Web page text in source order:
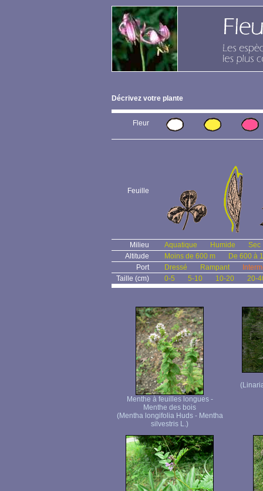
Décrivez votre plante
Fleur
Feuille
Milieu Aquatique Humide
Sec
Altitude
Moins de 600 m
De 600 à
Port
Dressé Rampant
Taille (cm)
0-5 5-10 10-20 20-
Menthe à feuilles longues -
Menthe des bois
(Mentha longifolia Huds - Mentha
silvestris L.)